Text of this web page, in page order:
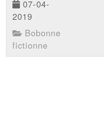
07-04-
2019
Bobonne
fictionne